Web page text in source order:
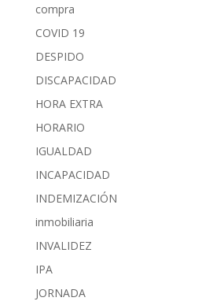
compra
COVID 19
DESPIDO
DISCAPACIDAD
HORA EXTRA
HORARIO
IGUALDAD
INCAPACIDAD
INDEMIZACIÓN
inmobiliaria
INVALIDEZ
IPA
JORNADA